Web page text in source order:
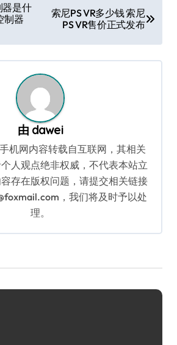
器是什
制器
索尼PS VR多少钱 索尼
PS VR售价正式发布
由 dawei
手机网内容转载自互联网，其相关
人观点绝非权威，不代表本站立
存在版权问题，请提交相关链接
，我们将及时予以处
理。